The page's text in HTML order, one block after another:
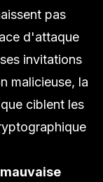
pas
d'attaque
invitations
malicieuse, la
ciblent les